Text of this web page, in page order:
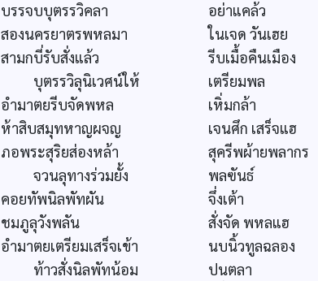
บรรจบบุตรรวิคลา
อย่าแคล้ว
สองนครยาตรพหลมา
ในเจด วันเฮย
สามกบี่รับสั่งแล้ว
รีบเมื้อคืนเมือง
บุตรรวิลุนิเวศน์ให้
เตรียมพล
อำมาตยรีบจัดพหล
เหิ่มกล้า
ห้าสิบสมุทหาญผจญ
เจนศึก เสร็จแฮ
ภอพระสุริยส่องหล้า
สุครีพผ้ายพลากร
จวนลุทางร่วมยั้ง
พลฃันธ์
คอยทัพนิลพัทผัน
จึ่งเต้า
ชมภูลุวังพลัน
สั่งจัด พหลแฮ
อำมาตยเตรียมเสร็จเข้า
นบนิ้วทูลฉลอง
ท้าวสั่งนิลพัทน้อม
ปนตลา